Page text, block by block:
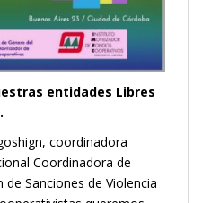
entidades Libres
coordinadora
Coordinadora de
Sanciones de Violencia